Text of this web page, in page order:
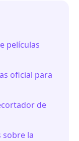
películas
oficial para
de
sobre la